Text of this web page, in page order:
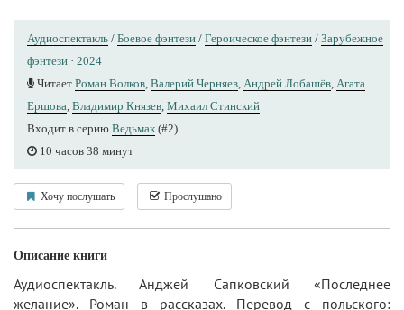
Аудиоспектакль / Боевое фэнтези / Героическое фэнтези / Зарубежное
фэнтези · 2024
Читает Роман Волков Валерий Черняев Андрей Лобашёв Агата
Ершова Владимир Князев Михаил Стинский
Входит в серию Ведьмак (#2)
10 часов 38 минут
Хочу послушать Прослушано
Описание книги
Аудиоспектакль. Анджей Сапковский «Последнее
желание». Роман в рассказах. Перевод с польского: